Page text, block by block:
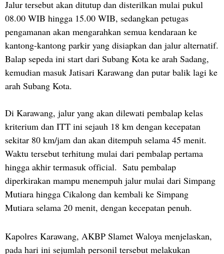
Jalur tersebut akan ditutup dan disterilkan mulai pukul
08.00 WIB hingga 15.00 WIB, sedangkan petugas
pengamanan akan mengarahkan semua kendaraan ke
kantong-kantong parkir yang disiapkan dan jalur alternatif.
Balap sepeda ini start dari Subang Kota ke arah Sadang,
kemudian masuk Jatisari Karawang dan putar balik lagi ke
arah Subang Kota.
Di Karawang, jalur yang akan dilewati pembalap kelas
kriterium dan ITT ini sejauh 18 km dengan kecepatan
sekitar 80 km/jam dan akan ditempuh selama 45 menit.
Waktu tersebut terhitung mulai dari pembalap pertama
hingga akhir termasuk official. Satu pembalap
diperkirakan mampu menempuh jalur mulai dari Simpang
Mutiara hingga Cikalong dan kembali ke Simpang
Mutiara selama 20 menit, dengan kecepatan penuh.
Kapolres Karawang, AKBP Slamet Waloya menjelaskan,
pada hari ini sejumlah personil tersebut melakukan